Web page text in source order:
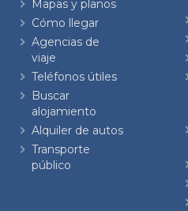
Mapas y planos
Cómo llegar
Agencias de
viaje
Teléfonos útiles
Buscar
alojamiento
Alquiler de autos
Transporte
público